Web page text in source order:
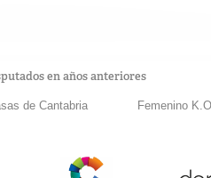
en años anteriores
de Cantabria Femenino